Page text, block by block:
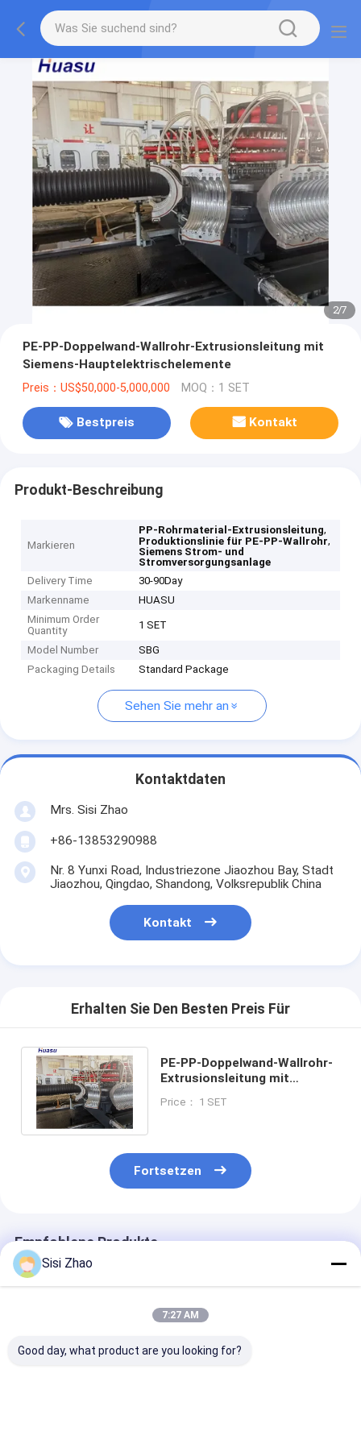
2/7
PE-PP-Doppelwand-Wallrohr-Extrusionsleitung mit
Siemens-Hauptelektrischelemente
Preis：US$50,000-5,000,000 MOQ：1 SET
Bestpreis Kontakt
Produkt-Beschreibung
Markieren
PP-Rohrmaterial-Extrusionsleitung,
Produktionslinie für PE-PP-Wallrohr,
Siemens Strom- und
Stromversorgungsanlage
Delivery Time
30-90Day
Markenname
HUASU
Minimum Order
Quantity
1 SET
Model Number
SBG
Packaging Details
Standard Package
Sehen Sie mehr an
Kontaktdaten
Mrs. Sisi Zhao
+86-13853290988
Nr. 8 Yunxi Road, Industriezone Jiaozhou Bay, Stadt
Jiaozhou, Qingdao, Shandong, Volksrepublik China
Kontakt
Erhalten Sie Den Besten Preis Für
PE-PP-Doppelwand-Wallrohr-
Extrusionsleitung mit
Hauptelektrischelemente
Price： 1 SET
Fortsetzen
Empfohlene Produkte
Sisi Zhao
7:27 AM
Good day, what product are you looking for?